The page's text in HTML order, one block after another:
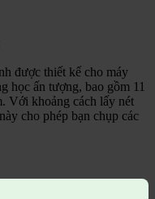
được thiết kế cho máy
học ấn tượng, bao gồm 11
Với khoảng cách lấy nét
cho phép bạn chụp các